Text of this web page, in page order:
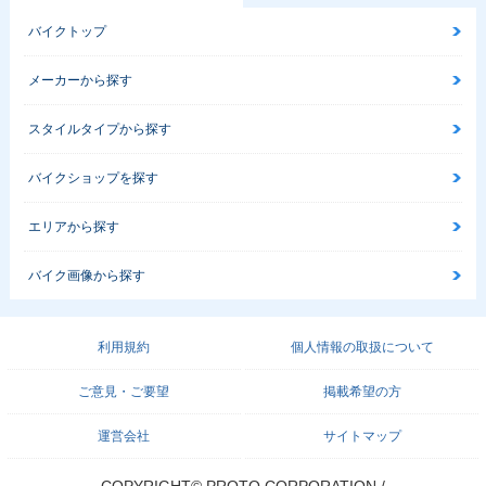
バイクトップ
メーカーから探す
スタイルタイプから探す
バイクショップを探す
エリアから探す
バイク画像から探す
利用規約 個人情報の取扱について
ご意見・ご要望 掲載希望の方
運営会社 サイトマップ